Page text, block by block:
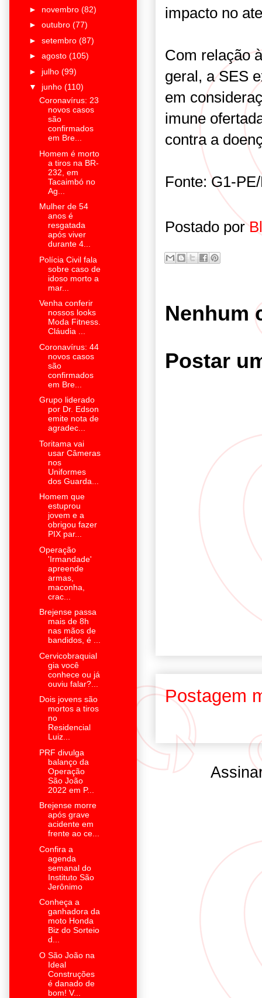
impacto no
Com relação
geral, a SES
em
imune
contra a
Fonte: G1-
Postado por
Nenhum
Postar
Postagem
► novembro (82)
► outubro (77)
► setembro (87)
► agosto (105)
► julho (99)
▼ junho (110)
Coronavírus: 23
novos casos
são
confirmados
em Bre...
Homem é morto
a tiros na BR-
232, em
Tacaimbó no
Ag...
Mulher de 54
anos é
resgatada
após viver
durante 4...
Polícia Civil fala
sobre caso de
idoso morto a
mar...
Venha conferir
nossos looks
Moda Fitness.
Cláudia ...
Coronavírus: 44
novos casos
são
confirmados
em Bre...
Grupo liderado
por Dr. Edson
emite nota de
agradec...
Toritama vai
usar Câmeras
nos
Uniformes
dos Guarda...
Homem que
estuprou
jovem e a
obrigou fazer
PIX par...
Operação
'Irmandade'
apreende
armas,
maconha,
crac...
Brejense passa
mais de 8h
nas mãos de
bandidos, é ...
Cervicobraquial
gia você
conhece ou já
ouviu falar?...
Dois jovens são
mortos a tiros
no
Residencial
Luiz...
PRF divulga
balanço da
Operação
São João
2022 em P...
Brejense morre
após grave
acidente em
frente ao ce...
Confira a
agenda
semanal do
Instituto São
Jerônimo
Conheça a
ganhadora da
moto Honda
Biz do Sorteio
d...
O São João na
Ideal
Construções
é danado de
bom! V...